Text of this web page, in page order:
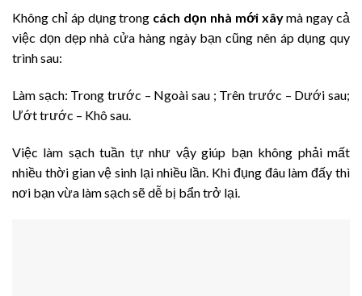
Không chỉ áp dụng trong cách dọn nhà mới xâymà ngay cả
việc dọn dẹp nhà cửa hàng ngày bạn cũng nên áp dụng quy
trình sau:
Làm sạch: Trong trước – Ngoài sau ; Trên trước – Dưới sau;
Ướt trước – Khô sau.
Việc làm sạch tuần tự như vậy giúp bạn không phải mất
nhiều thời gian vệ sinh lại nhiều lần. Khi đụng đâu làm đấy thì
nơi bạn vừa làm sạch sẽ dễ bị bẩn trở lại.